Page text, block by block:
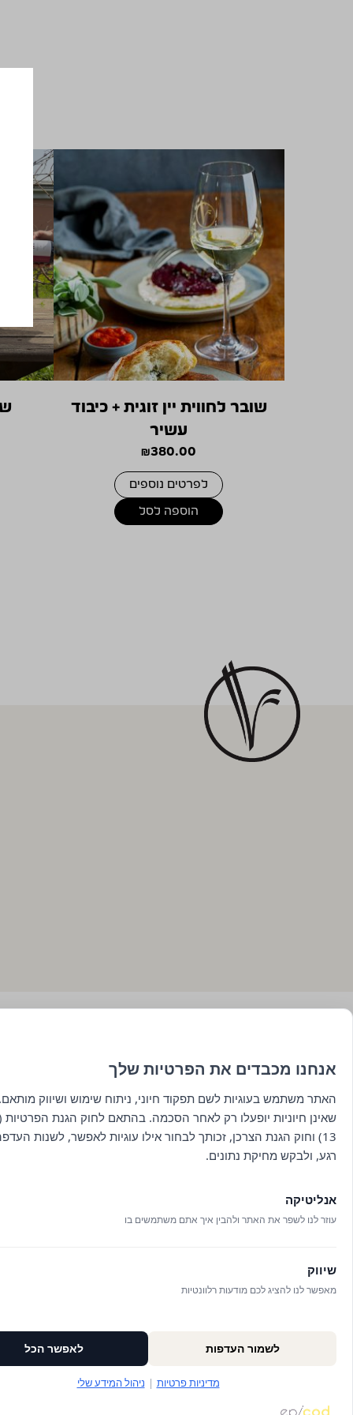
שובר לחווית יין זוגית + כיבוד
עשיר
₪380.00
לפרטים נוספים
הוספה לסל
תנאי שימוש
ניהול עוגיות
מבצעים
אנחנו מכבדים את הפרטיות שלך
האתר משתמש בעוגיות לשם תפקוד חיוני, ניתוח שימוש ושיווק מותאם.
שאינן חיוניות יופעלו רק לאחר הסכמה. בהתאם לחוק הגנת הפרטיות
13) וחוק הגנת הצרכן, זכותך לבחור אילו עוגיות לאפשר, לשנות
רגע, ולבקש מחיקת נתונים.
אנליטיקה
עוזר לנו לשפר את האתר ולהבין איך אתם משתמשים בו
שיווק
מאפשר לנו להציג לכם מודעות רלוונטיות
לשמור העדפות לאפשר הכל
מדיניות פרטיות | ניהול המידע שלי